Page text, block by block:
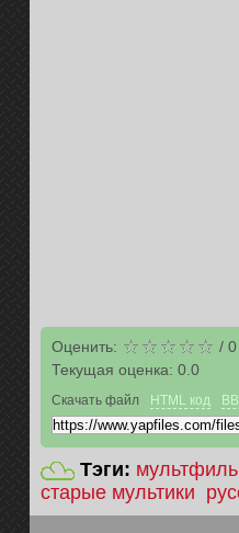
Оценить: / 0
Текущая оценка: 0.0
Скачать файл HTML код
Тэги:
старые мультики